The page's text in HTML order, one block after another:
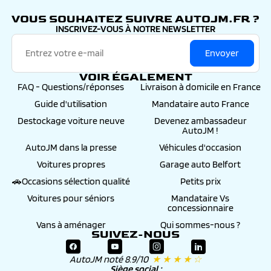
VOUS SOUHAITEZ SUIVRE AUTOJM.FR ?
INSCRIVEZ-VOUS À NOTRE NEWSLETTER
Envoyer
VOIR ÉGALEMENT
FAQ - Questions/réponses
Livraison à domicile en France
Guide d'utilisation
Mandataire auto France
Destockage voiture neuve
Devenez ambassadeur
AutoJM !
AutoJM dans la presse
Véhicules d'occasion
Voitures propres
Garage auto Belfort
🚗Occasions sélection qualité
Petits prix
Voitures pour séniors
Mandataire Vs
concessionnaire
Vans à aménager
Qui sommes-nous ?
SUIVEZ-NOUS
AutoJM noté 8.9/10 ★ ★ ★ ★ ☆